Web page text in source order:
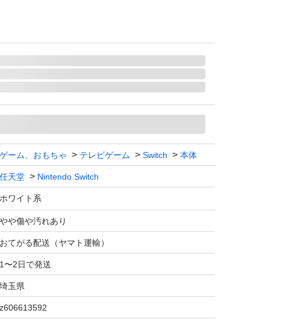
ゲーム、おもちゃ テレビゲーム Switch 本体
任天堂 Nintendo Switch
ホワイト系
やや傷や汚れあり
おてがる配送（ヤマト運輸）
1〜2日で発送
埼玉県
z606613592